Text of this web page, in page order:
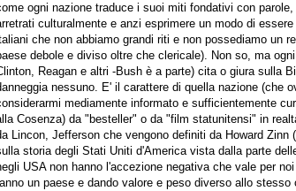
ogni nazione traduce i suoi miti fondativi con
culturalmente e anzi esprimere un modo di
che non abbiamo grandi riti e non possediamo un
debole e diviso oltre che clericale). Non so, ma
Reagan e altri -Bush è a parte) cita o giura sulla
nessuno. E' il carattere di quella nazione (che
mediamente informato e sufficientemente
Cosenza) da "besteller" o da "film statunitensi" in
Lincon, Jefferson che vengono definiti da Howard
storia degli Stati Uniti d'America vista dalla parte
USA non hanno l'accezione negativa che vale per
un paese e dando valore e peso diverso allo